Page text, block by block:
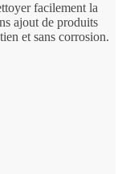
facilement la
ajout de produits
et sans corrosion.